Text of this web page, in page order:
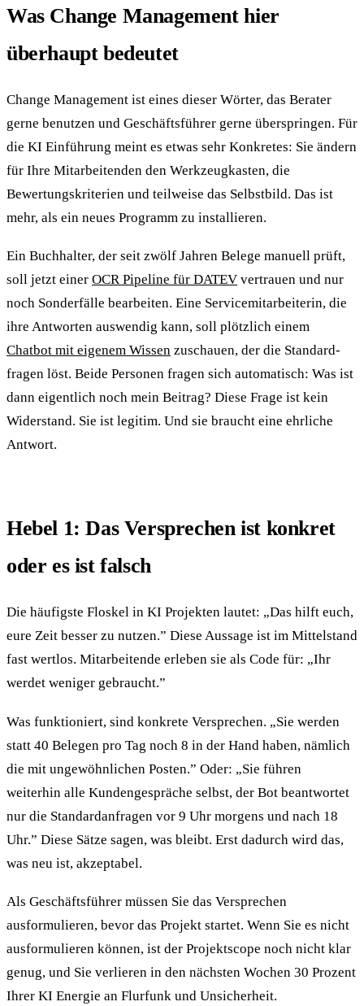
Was Change Management hier
überhaupt bedeutet
Change Management ist eines dieser Wörter, das Berater
gerne benutzen und Geschäfts­führer gerne überspringen. Für
die KI Einführung meint es etwas sehr Konkretes: Sie ändern
für Ihre Mitarbeitenden den Werkzeug­kasten, die
Bewertungs­kriterien und teilweise das Selbst­bild. Das ist
mehr, als ein neues Programm zu installieren.
Ein Buchhalter, der seit zwölf Jahren Belege manuell prüft,
soll jetzt einer OCR Pipeline für DATEV vertrauen und nur
noch Sonder­fälle bearbeiten. Eine Service­mitarbeiterin, die
ihre Antworten auswendig kann, soll plötzlich einem
Chatbot mit eigenem Wissen zuschauen, der die Standard­
fragen löst. Beide Personen fragen sich automatisch: Was ist
dann eigentlich noch mein Beitrag? Diese Frage ist kein
Widerstand. Sie ist legitim. Und sie braucht eine ehrliche
Antwort.
Hebel 1: Das Versprechen ist konkret
oder es ist falsch
Die häufigste Floskel in KI Projekten lautet: „Das hilft euch,
eure Zeit besser zu nutzen.” Diese Aussage ist im Mittelstand
fast wertlos. Mitarbeitende erleben sie als Code für: „Ihr
werdet weniger gebraucht.”
Was funktioniert, sind konkrete Versprechen. „Sie werden
statt 40 Belegen pro Tag noch 8 in der Hand haben, nämlich
die mit ungewöhnlichen Posten.” Oder: „Sie führen
weiterhin alle Kunden­gespräche selbst, der Bot beantwortet
nur die Standard­anfragen vor 9 Uhr morgens und nach 18
Uhr.” Diese Sätze sagen, was bleibt. Erst dadurch wird das,
was neu ist, akzeptabel.
Als Geschäfts­führer müssen Sie das Versprechen
ausformulieren, bevor das Projekt startet. Wenn Sie es nicht
ausformulieren können, ist der Projekt­scope noch nicht klar
genug, und Sie verlieren in den nächsten Wochen 30 Prozent
Ihrer KI Energie an Flur­funk und Unsicherheit.